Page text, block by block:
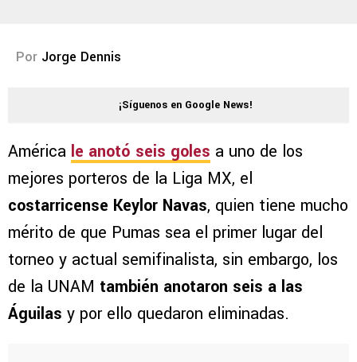
Por Jorge Dennis
¡Síguenos en Google News!
América le anotó seis goles a uno de los
mejores porteros de la Liga MX, el
costarricense Keylor Navas, quien tiene mucho
mérito de que Pumas sea el primer lugar del
torneo y actual semifinalista, sin embargo, los
de la UNAM también anotaron seis a las
Águilas y por ello quedaron eliminadas.